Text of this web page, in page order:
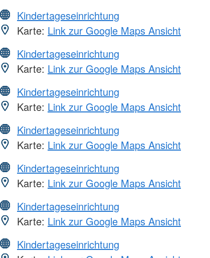
Kindertageseinrichtung
Karte: Link zur Google Maps Ansicht
Kindertageseinrichtung
Karte: Link zur Google Maps Ansicht
Kindertageseinrichtung
Karte: Link zur Google Maps Ansicht
Kindertageseinrichtung
Karte: Link zur Google Maps Ansicht
Kindertageseinrichtung
Karte: Link zur Google Maps Ansicht
Kindertageseinrichtung
Karte: Link zur Google Maps Ansicht
Kindertageseinrichtung